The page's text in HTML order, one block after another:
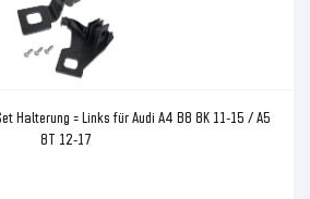
Halterung = Links für Audi A4 B8 8K 11-15 / A5
8T 12-17